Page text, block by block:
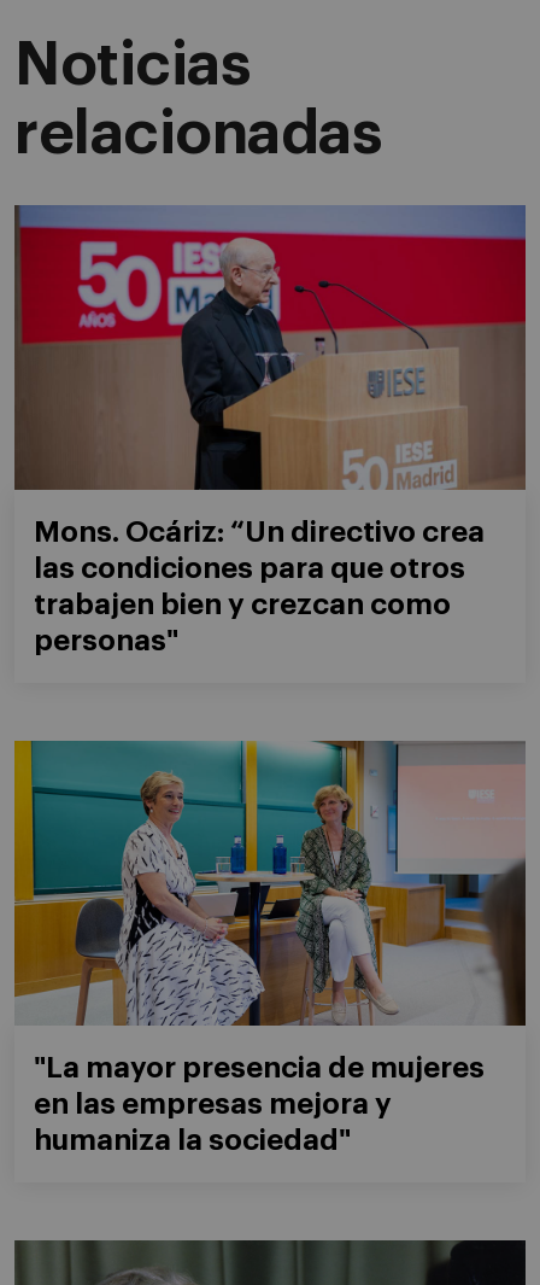
Noticias
relacionadas
Mons. Ocáriz: “Un directivo crea
las condiciones para que otros
trabajen bien y crezcan como
personas"
"La mayor presencia de mujeres
en las empresas mejora y
humaniza la sociedad"